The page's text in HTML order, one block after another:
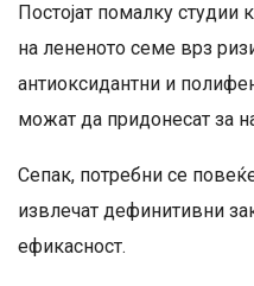
Постојат помалку студии
на лененото семе врз
антиоксидантни и
можат да придонесат за
Сепак, потребни се
извлечат дефинитивни
ефикасност.